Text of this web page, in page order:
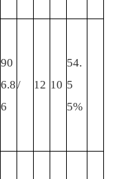
90
6.8
6
/ 12 10
54.
5
5%